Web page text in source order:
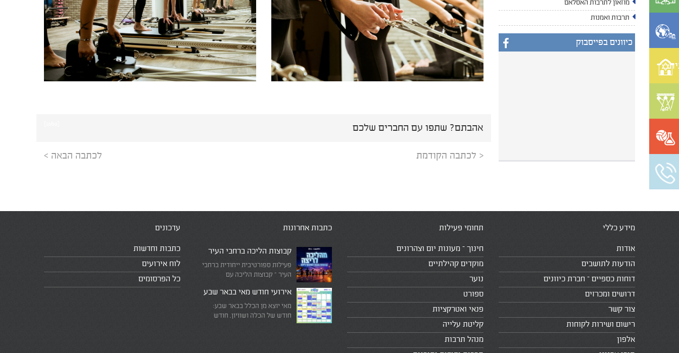
מוזאון לתרבות האסלאם
תרבות ואמנות
כיוונים בפייסבוק
אהבתם? שתפו עם החברים שלכם
< לכתבה הקודמת לכתבה הבאה >
מידע כללי
אודות
הודעות לתושבים
דוחות כספיים – חברת כיוונים
דרושים ומכרזים
צור קשר
רישום ושירות לקוחות
אלפון
תחומי פעילות
חינוך – מעונות יום וצהרונים
מוקדים קהילתיים
נוער
ספורט
פנאי ואטרקציות
קליטת עלייה
מנהל תרבות
כתבות אחרונות
קבוצות הליכה ברחבי העיר
פעילות ספורטיבית ייחודית ברחבי
העיר – קבוצות הליכה עם
אירועי חודש מאי בבאר שבע
מאי יוצא מן הכלל בבאר שבע:
חודש של הכלה ושוויון. חודש
עדכונים
כתבות וחדשות
לוח אירועים
כל הפרסומים